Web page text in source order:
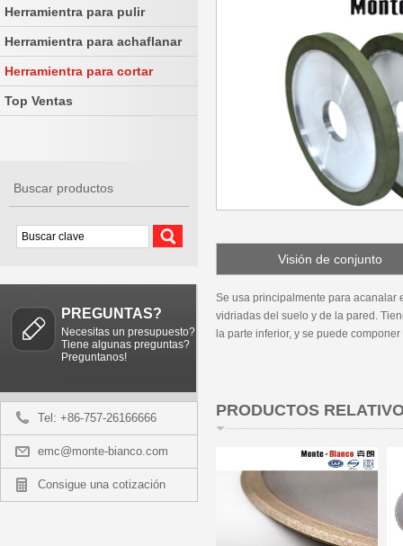
Herramientra para pulir
Herramientra para achaflanar
Herramientra para cortar
Top Ventas
Buscar productos
PREGUNTAS?
Necesitas un presupuesto?
Tiene algunas preguntas?
Preguntanos!
Tel: +86-757-26166666
emc@monte-bianco.com
Consigue una cotización
Visión de conjunto
Se usa principalmente para acanalar
vidriadas del suelo y de la pared.
la parte inferior, y se puede
PRODUCTOS